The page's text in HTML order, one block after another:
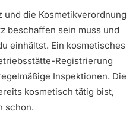
die Kosmetikverordnung
beschaffen sein muss und
einhältst. Ein kosmetisches
Registrierung
Inspektionen. Die
kosmetisch tätig bist,
schon.